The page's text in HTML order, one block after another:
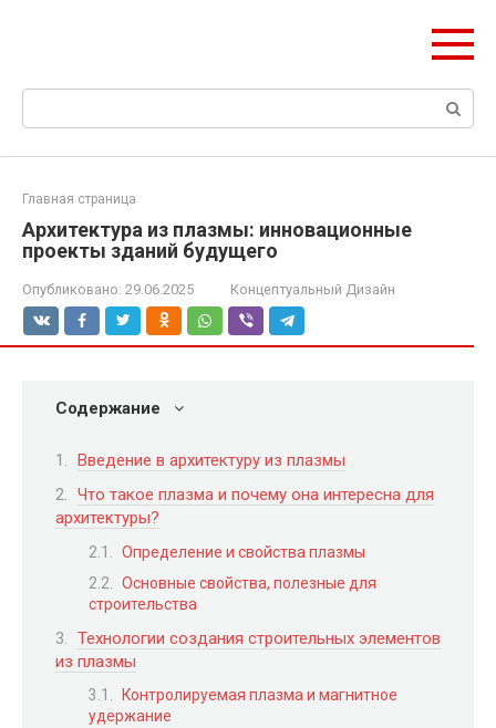
Поиск:
Главная страница
Архитектура из плазмы: инновационные
проекты зданий будущего
Опубликовано: 29.06.2025 Концептуальный Дизайн
Содержание
Введение в архитектуру из плазмы
Что такое плазма и почему она интересна для
архитектуры?
Определение и свойства плазмы
Основные свойства, полезные для
строительства
Технологии создания строительных элементов
из плазмы
Контролируемая плазма и магнитное
удержание